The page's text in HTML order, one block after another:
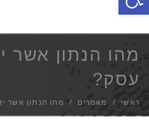
תפריט
מהו הנתון אשר
עסק?
ראשי / מאמרים / מהו הנתון אשר